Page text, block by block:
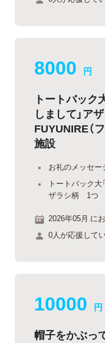
8000 円
トートバック
しまして」ア
FUYUNIRE（
施設
お礼のメッセ
トートバック大
ザラシ柄 1つ
2026年05月 に
0人が応援して
10000 円
帽子をかぶっ